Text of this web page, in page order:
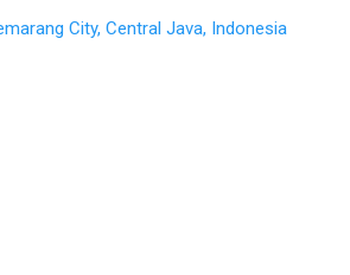
City, Central Java, Indonesia